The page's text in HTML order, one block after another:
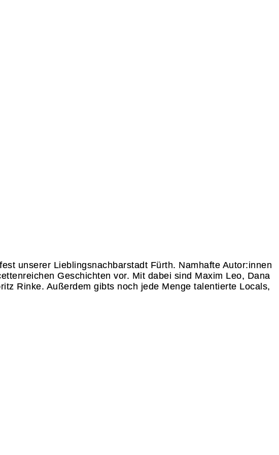
unserer Lieblingsnachbarstadt Fürth. Namhafte Autor:innen
Geschichten vor. Mit dabei sind Maxim Leo, Dana
Rinke. Außerdem gibts noch jede Menge talentierte Locals,